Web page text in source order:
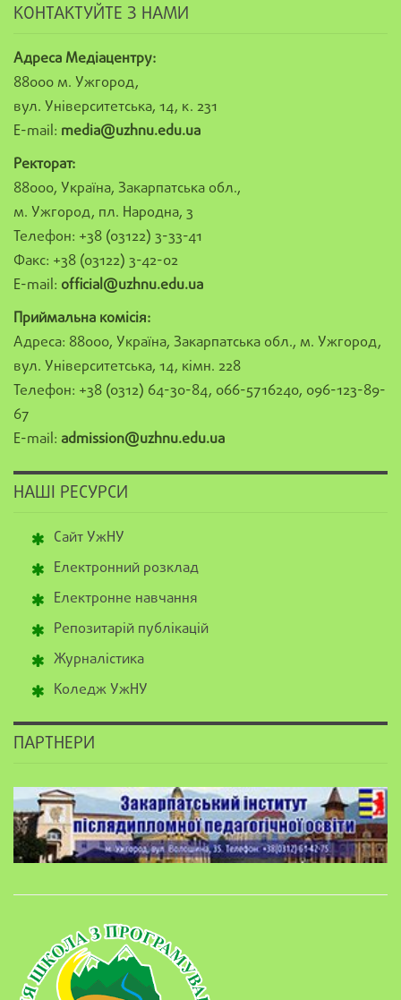
КОНТАКТУЙТЕ З НАМИ
Адреса Медіацентру:
88000 м. Ужгород,
вул. Університетська, 14, к. 231
E-mail: media@uzhnu.edu.ua
Ректорат:
88000, Україна, Закарпатська обл.,
м. Ужгород, пл. Народна, 3
Телефон: +38 (03122) 3-33-41
Факс: +38 (03122) 3-42-02
E-mail: official@uzhnu.edu.ua
Приймальна комісія:
Адреса: 88000, Україна, Закарпатська обл., м. Ужгород,
вул. Університетська, 14, кімн. 228
Телефон: +38 (0312) 64-30-84, 066-5716240, 096-123-89-
67
E-mail: admission@uzhnu.edu.ua
НАШІ РЕСУРСИ
Сайт УжНУ
Електронний розклад
Електронне навчання
Репозитарій публікацій
Журналістика
Коледж УжНУ
ПАРТНЕРИ